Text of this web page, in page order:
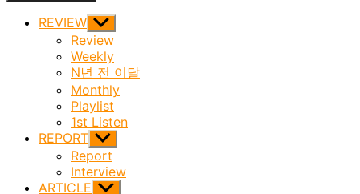
REVIEW Show
sub
menu
Review
Weekly
N년 전 이달
Monthly
Playlist
1st Listen
REPORT Show
sub
menu
Report
Interview
ARTICLE Show